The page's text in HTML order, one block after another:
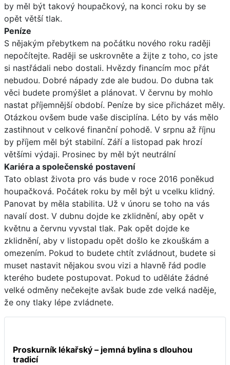
by měl být takový houpačkový, na konci roku by se
opět větší tlak.
Peníze
S nějakým přebytkem na počátku nového roku raději
nepočítejte. Raději se uskrovněte a žijte z toho, co jste
si nastřádali nebo dostali. Hvězdy financím moc přát
nebudou. Dobré nápady zde ale budou. Do dubna tak
věci budete promýšlet a plánovat. V červnu by mohlo
nastat příjemnější období. Peníze by sice přicházet měly.
Otázkou ovšem bude vaše disciplína. Léto by vás mělo
zastihnout v celkové finanční pohodě. V srpnu až říjnu
by příjem měl být stabilní. Září a listopad pak hrozí
většími výdaji. Prosinec by měl být neutrální
Kariéra a společenské postavení
Tato oblast života pro vás bude v roce 2016 poněkud
houpačková. Počátek roku by měl být u vcelku klidný.
Panovat by měla stabilita. Už v únoru se toho na vás
navalí dost. V dubnu dojde ke zklidnění, aby opět v
květnu a červnu vyvstal tlak. Pak opět dojde ke
zklidnění, aby v listopadu opět došlo ke zkouškám a
omezením. Pokud to budete chtít zvládnout, budete si
muset nastavit nějakou svou vizi a hlavně řád podle
kterého budete postupovat. Pokud to uděláte žádné
velké odměny nečekejte avšak bude zde velká naděje,
že ony tlaky lépe zvládnete.
Proskurník lékařský – jemná bylina s dlouhou
tradicí